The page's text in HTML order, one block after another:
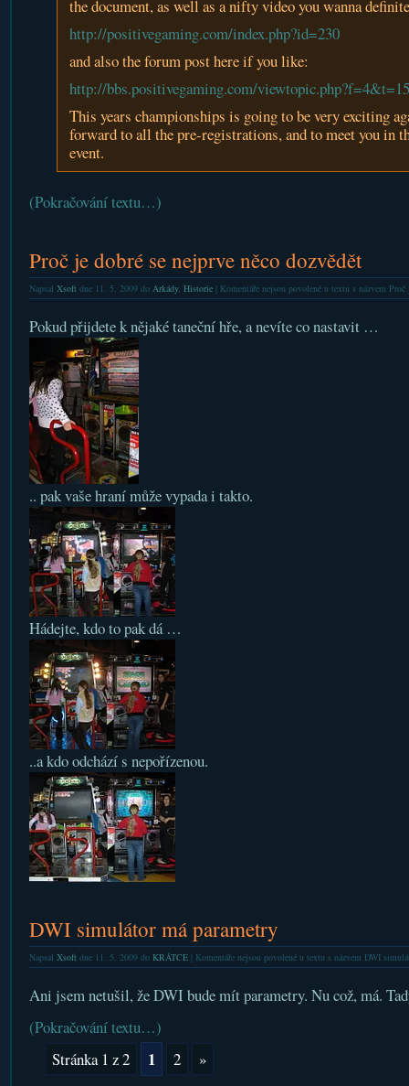
the document, as well as a nifty video you wanna
http://positivegaming.com/index.php?id=230
and also the forum post here if you like:
http://bbs.positivegaming.com/viewtopic.php?f=4&t=15
This years championships is going to be very exciting
forward to all the pre-registrations, and to meet you in
event.
(Pokračování textu…)
Proč je dobré se nejprve něco dozvědět
Napsal Xsoftdne 11. 5. 2009 do Arkády, Historie| Komentáře nejsou povolenéu textu s názvem Proč
Pokud přijdete k nějaké taneční hře, a nevíte co nastavit …
.. pak vaše hraní může vypada i takto.
Hádejte, kdo to pak dá …
..a kdo odchází s nepořízenou.
DWI simulátor má parametry
Napsal Xsoftdne 11. 5. 2009 do KRÁTCE| Komentáře nejsou povolenéu textu s názvem DWI
Ani jsem netušil, že DWI bude mít parametry. Nu což, má.
(Pokračování textu…)
Stránka 1 z 2
1 2 »